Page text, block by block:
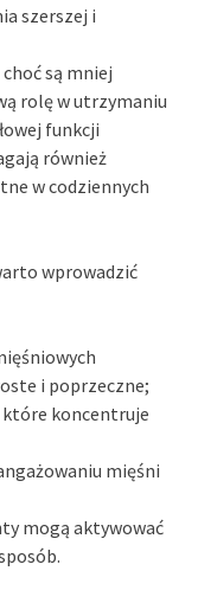
szerszej i
choć są mniej
rolę w utrzymaniu
funkcji
również
w codziennych
wprowadzić
i poprzeczne;
które koncentruje
mięśni
mogą aktywować